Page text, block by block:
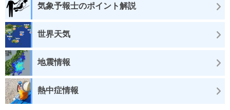
気象予報士のポイント解説
世界天気
地震情報
熱中症情報